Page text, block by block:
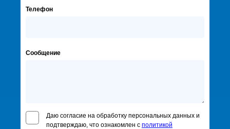
Телефон
Сообщение
Даю согласие на обработку персональных данных и
подтверждаю, что ознакомлен с политикой